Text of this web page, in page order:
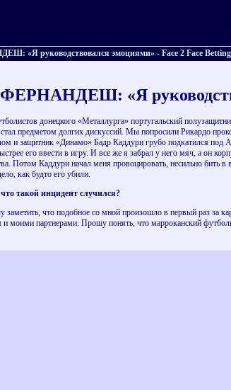
«Я руководствовался эмоциями» - Face 2 Face Betting
«Я
донецкого «Металлурга» португальский
предметом долгих дискуссий. Мы попросили Рикардо
и защитник «Динамо» Бадр Каддури грубо подкатился под
его ввести в игру. И все же я забрал у него мяч, а он
Потом Каддури начал меня провоцировать, несильно
как будто его убили.
такой инцидент случился?
что подобное со мной произошло в первый раз за
моими партнерами. Прошу понять, что марроканский